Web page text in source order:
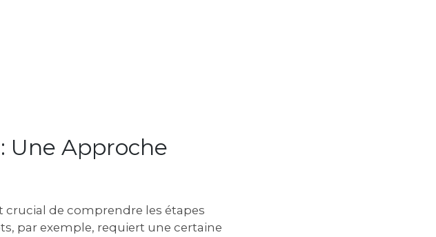
Une Approche
crucial de comprendre les étapes
par exemple‚ requiert une certaine